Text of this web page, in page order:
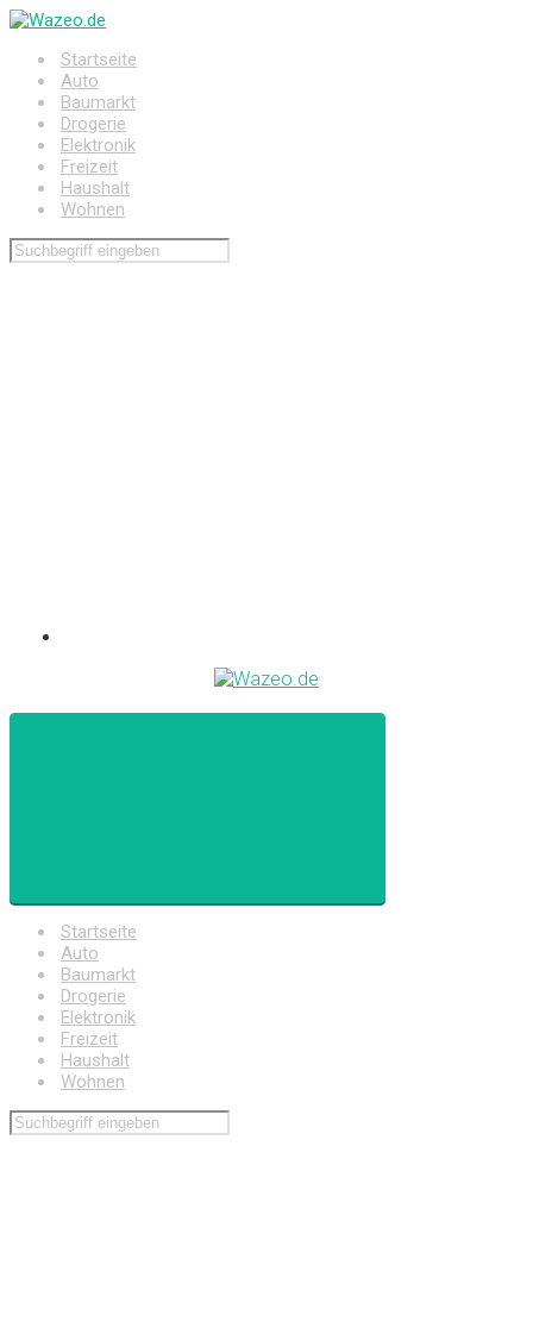
Zum
springenStartseite
Auto
Baumarkt
Drogerie
Elektronik
Freizeit
Haushalt
Wohnen
Startseite
Auto
Baumarkt
Drogerie
Elektronik
Freizeit
Haushalt
Wohnen